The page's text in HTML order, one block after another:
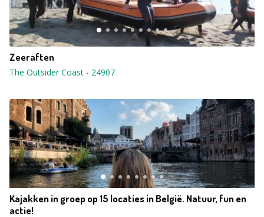
Zeeraften
The Outsider Coast - 24907
Kajakken in groep op 15 locaties in België. Natuur, fun en
actie!